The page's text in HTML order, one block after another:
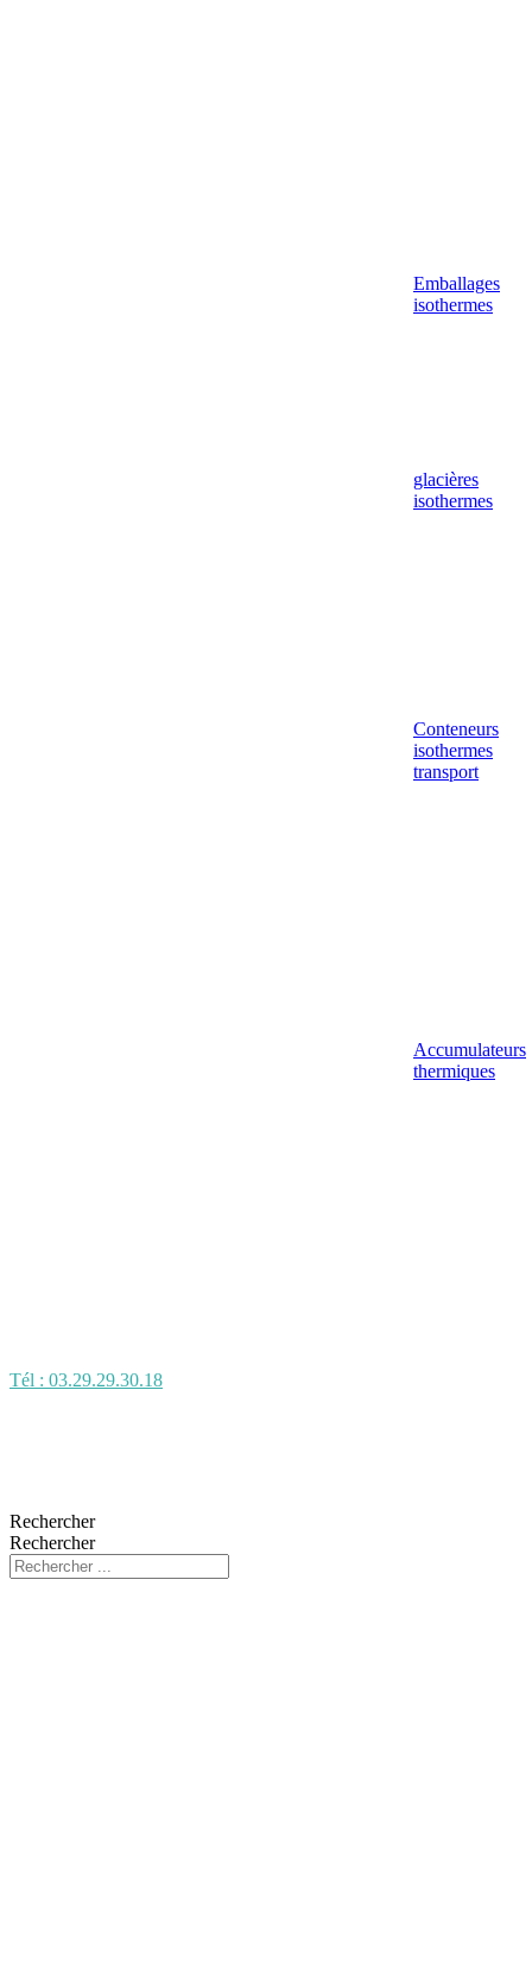
Emballages
isothermes
glacières
isothermes
Conteneurs
isothermes
transport
Accumulateurs
thermiques
Tél : 03.29.29.30.18
Rechercher
Rechercher